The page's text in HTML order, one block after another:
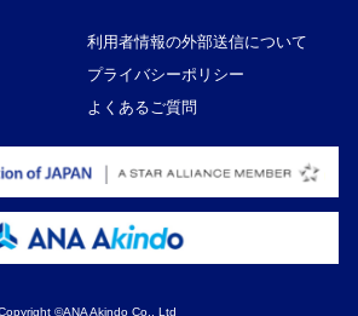
利用者情報の外部送信について
プライバシーポリシー
よくあるご質問
©ANA Akindo Co., Ltd